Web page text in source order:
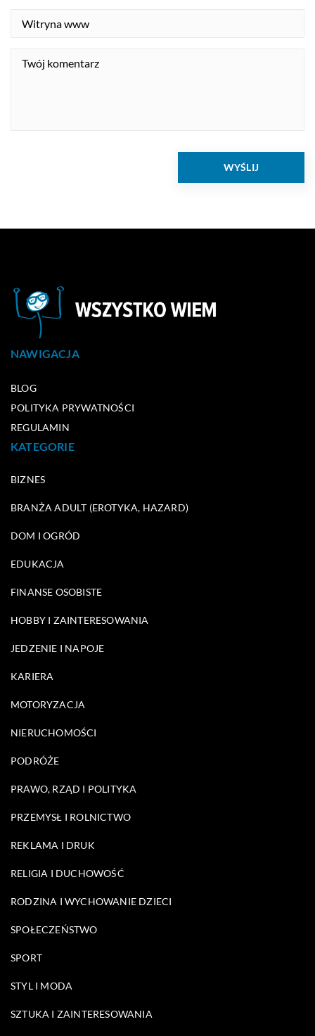
NAWIGACJA
BLOG
POLITYKA PRYWATNOŚCI
REGULAMIN
KATEGORIE
BIZNES
BRANŻA ADULT (EROTYKA, HAZARD)
DOM I OGRÓD
EDUKACJA
FINANSE OSOBISTE
HOBBY I ZAINTERESOWANIA
JEDZENIE I NAPOJE
KARIERA
MOTORYZACJA
NIERUCHOMOŚCI
PODRÓŻE
PRAWO, RZĄD I POLITYKA
PRZEMYSŁ I ROLNICTWO
REKLAMA I DRUK
RELIGIA I DUCHOWOŚĆ
RODZINA I WYCHOWANIE DZIECI
SPOŁECZEŃSTWO
SPORT
STYL I MODA
SZTUKA I ZAINTERESOWANIA